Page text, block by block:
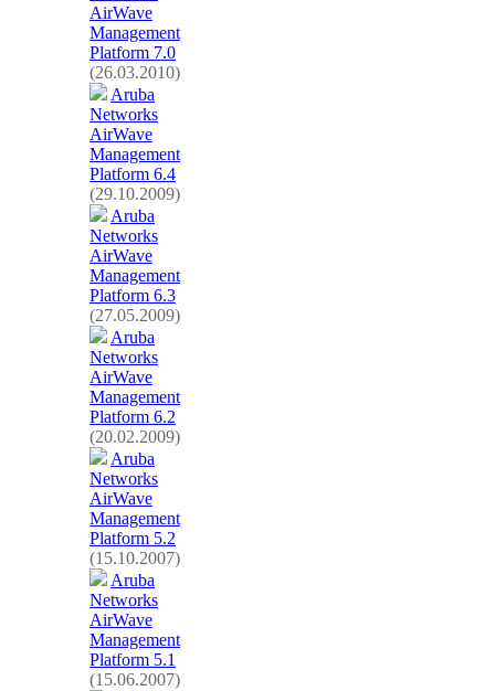
AirWave
Management
Platform 7.0
(26.03.2010)
Aruba
Networks
AirWave
Management
Platform 6.4
(29.10.2009)
Aruba
Networks
AirWave
Management
Platform 6.3
(27.05.2009)
Aruba
Networks
AirWave
Management
Platform 6.2
(20.02.2009)
Aruba
Networks
AirWave
Management
Platform 5.2
(15.10.2007)
Aruba
Networks
AirWave
Management
Platform 5.1
(15.06.2007)